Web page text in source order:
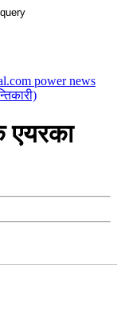
power news
एयरका